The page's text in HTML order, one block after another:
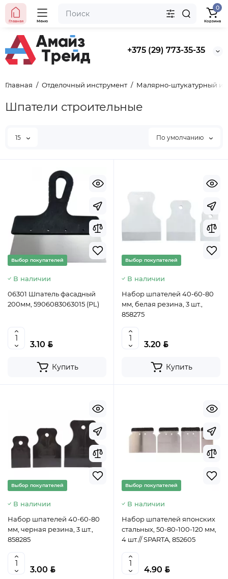
+375 (29) 773-35-35
Главная Меню
0
Корзина
Главная Отделочный инструмент Малярно-штукатурный
Шпатели строительные
15 По умолчанию
Выбор покупателей
В наличии
06301 Шпатель фасадный
200мм, 5906083063015 (PL)
3.10 BYN
Купить
Выбор покупателей
В наличии
Набор шпателей 40-60-80
мм, белая резина, 3 шт.,
858275
3.20 BYN
Купить
Выбор покупателей
В наличии
Набор шпателей 40-60-80
мм, черная резина, 3 шт.,
858285
3.00 BYN
Выбор покупателей
В наличии
Набор шпателей японских
стальных, 50-80-100-120 мм,
4 шт.// SPARTA, 852605
4.90 BYN